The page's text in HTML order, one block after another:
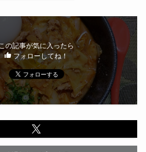
の記事が気に入ったら
フォローしてね！